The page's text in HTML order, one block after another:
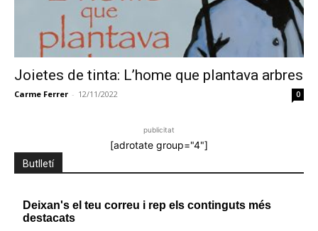
Joietes de tinta: L’home que plantava arbres
Carme Ferrer - 12/11/2022 0
publicitat
[adrotate group="4"]
Butlletí
Deixan's el teu correu i rep els continguts més
destacats